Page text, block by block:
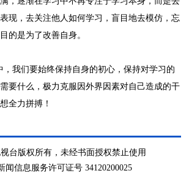
现，去关注他人如何学习，盲目地去模仿，忘
的是为了改善自身。
我们要始终保持自身的初心，保持对学习的
要什么，极力克服因外界因素对自己造成的干
全力拼搏！
台版权所有，未经书面授权禁止使用
闻信息服务许可证号 34120200025